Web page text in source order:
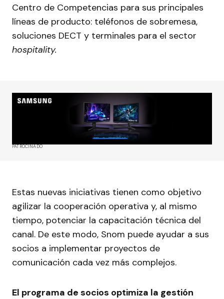
Centro de Competencias para sus principales
líneas de producto: teléfonos de sobremesa,
soluciones DECT y terminales para el sector
hospitality.
PATROCINADO
Estas nuevas iniciativas tienen como objetivo
agilizar la cooperación operativa y, al mismo
tiempo, potenciar la capacitación técnica del
canal. De este modo, Snom puede ayudar a sus
socios a implementar proyectos de
comunicación cada vez más complejos.
El programa de socios optimiza la gestión